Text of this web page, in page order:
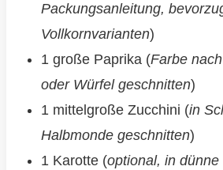
Packungsanleitung,
Vollkornvarianten)
1 große Paprika (Farbe
oder Würfel geschnitten)
1 mittelgroße Zucchini (in
Halbmonde geschnitten)
1 Karotte (optional, in